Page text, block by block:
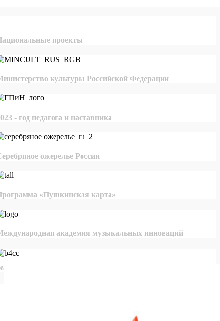
проекты
культуры Российской Федерации
- год педагога и наставника
ожерелье России
«Пушкинская карта»
академия музыкальных инноваций
база конкурсов и грантов в области культуры и искусства